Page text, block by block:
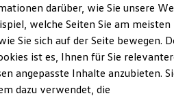
der ID. Modelle
im Winter
darüber, wie Sie unsere
welche Seiten Sie am meisten
Sie sich auf der Seite bewegen.
ist es, Ihnen für Sie
angepasste Inhalte anzubieten.
dazu verwendet, die